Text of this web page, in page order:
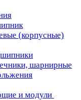
(корпусные)
шарнирные
и модули